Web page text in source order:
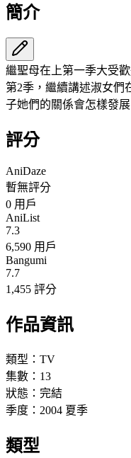
簡介
繼聖母在上第一季大受
第2季，繼續講述淑女們
子她們的關係會怎樣發
評分
AniDaze
暫無評分
0 用戶
AniList
7.3
6,590 用戶
Bangumi
7.7
1,455 評分
作品資訊
類型： TV
集數： 13
狀態： 完結
季度： 2004 夏季
類型